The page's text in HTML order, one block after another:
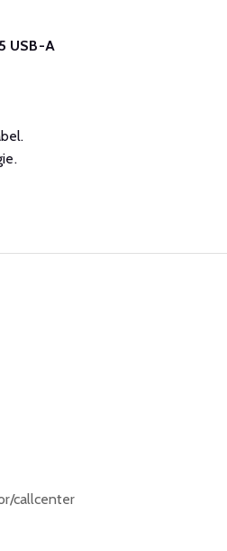
USB-A
callcenter